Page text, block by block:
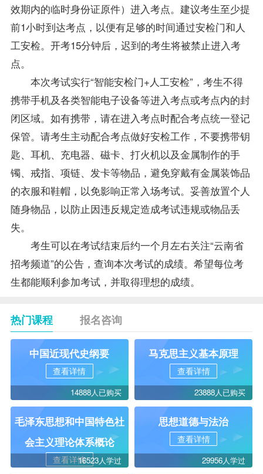
效期内的临时身份证原件）进入考点。建议考生至少提
前1小时到达考点，以便有足够的时间通过安检门和人
工安检。开考15分钟后，迟到的考生将被禁止进入考
点。
本次考试实行“智能安检门+人工安检”，考生不得
携带手机及各类智能电子设备等进入考点或考点内的封
闭区域。如有携带，请在进入考点时配合考点统一登记
保管。请考生主动配合考点做好安检工作，不要携带钥
匙、耳机、充电器、磁卡、打火机以及金属制作的手
镯、戒指、项链、发卡等物品，避免穿戴有金属装饰品
的衣服和鞋帽，以免影响正常入场考试。妥善放置个人
随身物品，以防止因违反规定造成考试违规或物品丢
失。
考生可以在考试结束后约一个月左右关注“云南省
招考频道”的公告，查询本次考试的成绩。希望每位考
生都能顺利参加考试，并取得理想的成绩。
热门课程 报名咨询
中国近现代史纲要
查看详情
14888人已购买
马克思主义基本原理
查看详情
23888人已购买
毛泽东思想和中国特色社
会主义理论体系概论
查看详情16523人学过
思想道德与法治
查看详情
29956人学过